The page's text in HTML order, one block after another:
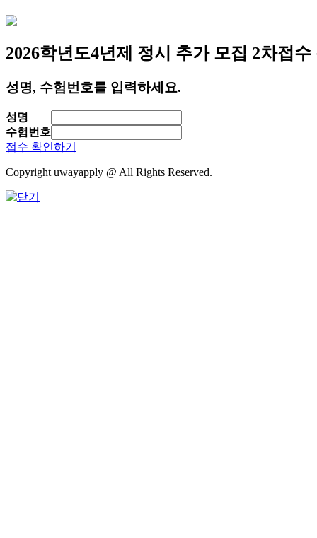
2026학년도4년제 정시 추가 모집 2차접수
성명, 수험번호를 입력하세요.
성명
수험번호
접수 확인하기
Copyright uwayapply @ All Rights Reserved.